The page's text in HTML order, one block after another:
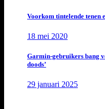
Voorkom tintelende tenen
18 mei 2020
Garmin-gebruikers bang
doods’
29 januari 2025